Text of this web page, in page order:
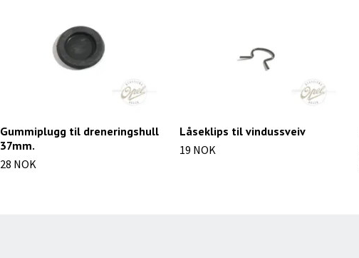
Gummiplugg til dreneringshull
37mm.
28 NOK
Låseklips til vindussveiv
19 NOK